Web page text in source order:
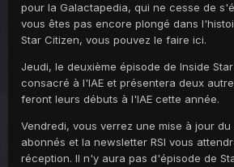
pour la Galactapedia, qui ne cesse de
vous êtes pas encore plongé dans
Star Citizen, vous pouvez le faire ici.
Jeudi, le deuxième épisode de Inside
consacré à l'IAE et présentera deux
feront leurs débuts à l'IAE cette année.
Vendredi, vous verrez une mise à jour
abonnés et la newsletter RSI vous
réception. Il n'y aura pas d'épisode de